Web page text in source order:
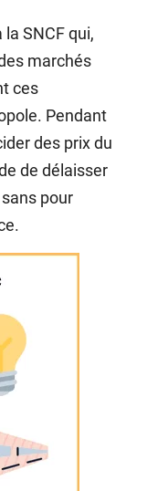
SNCF qui,
marchés
ces
Pendant
des prix du
de délaisser
pour